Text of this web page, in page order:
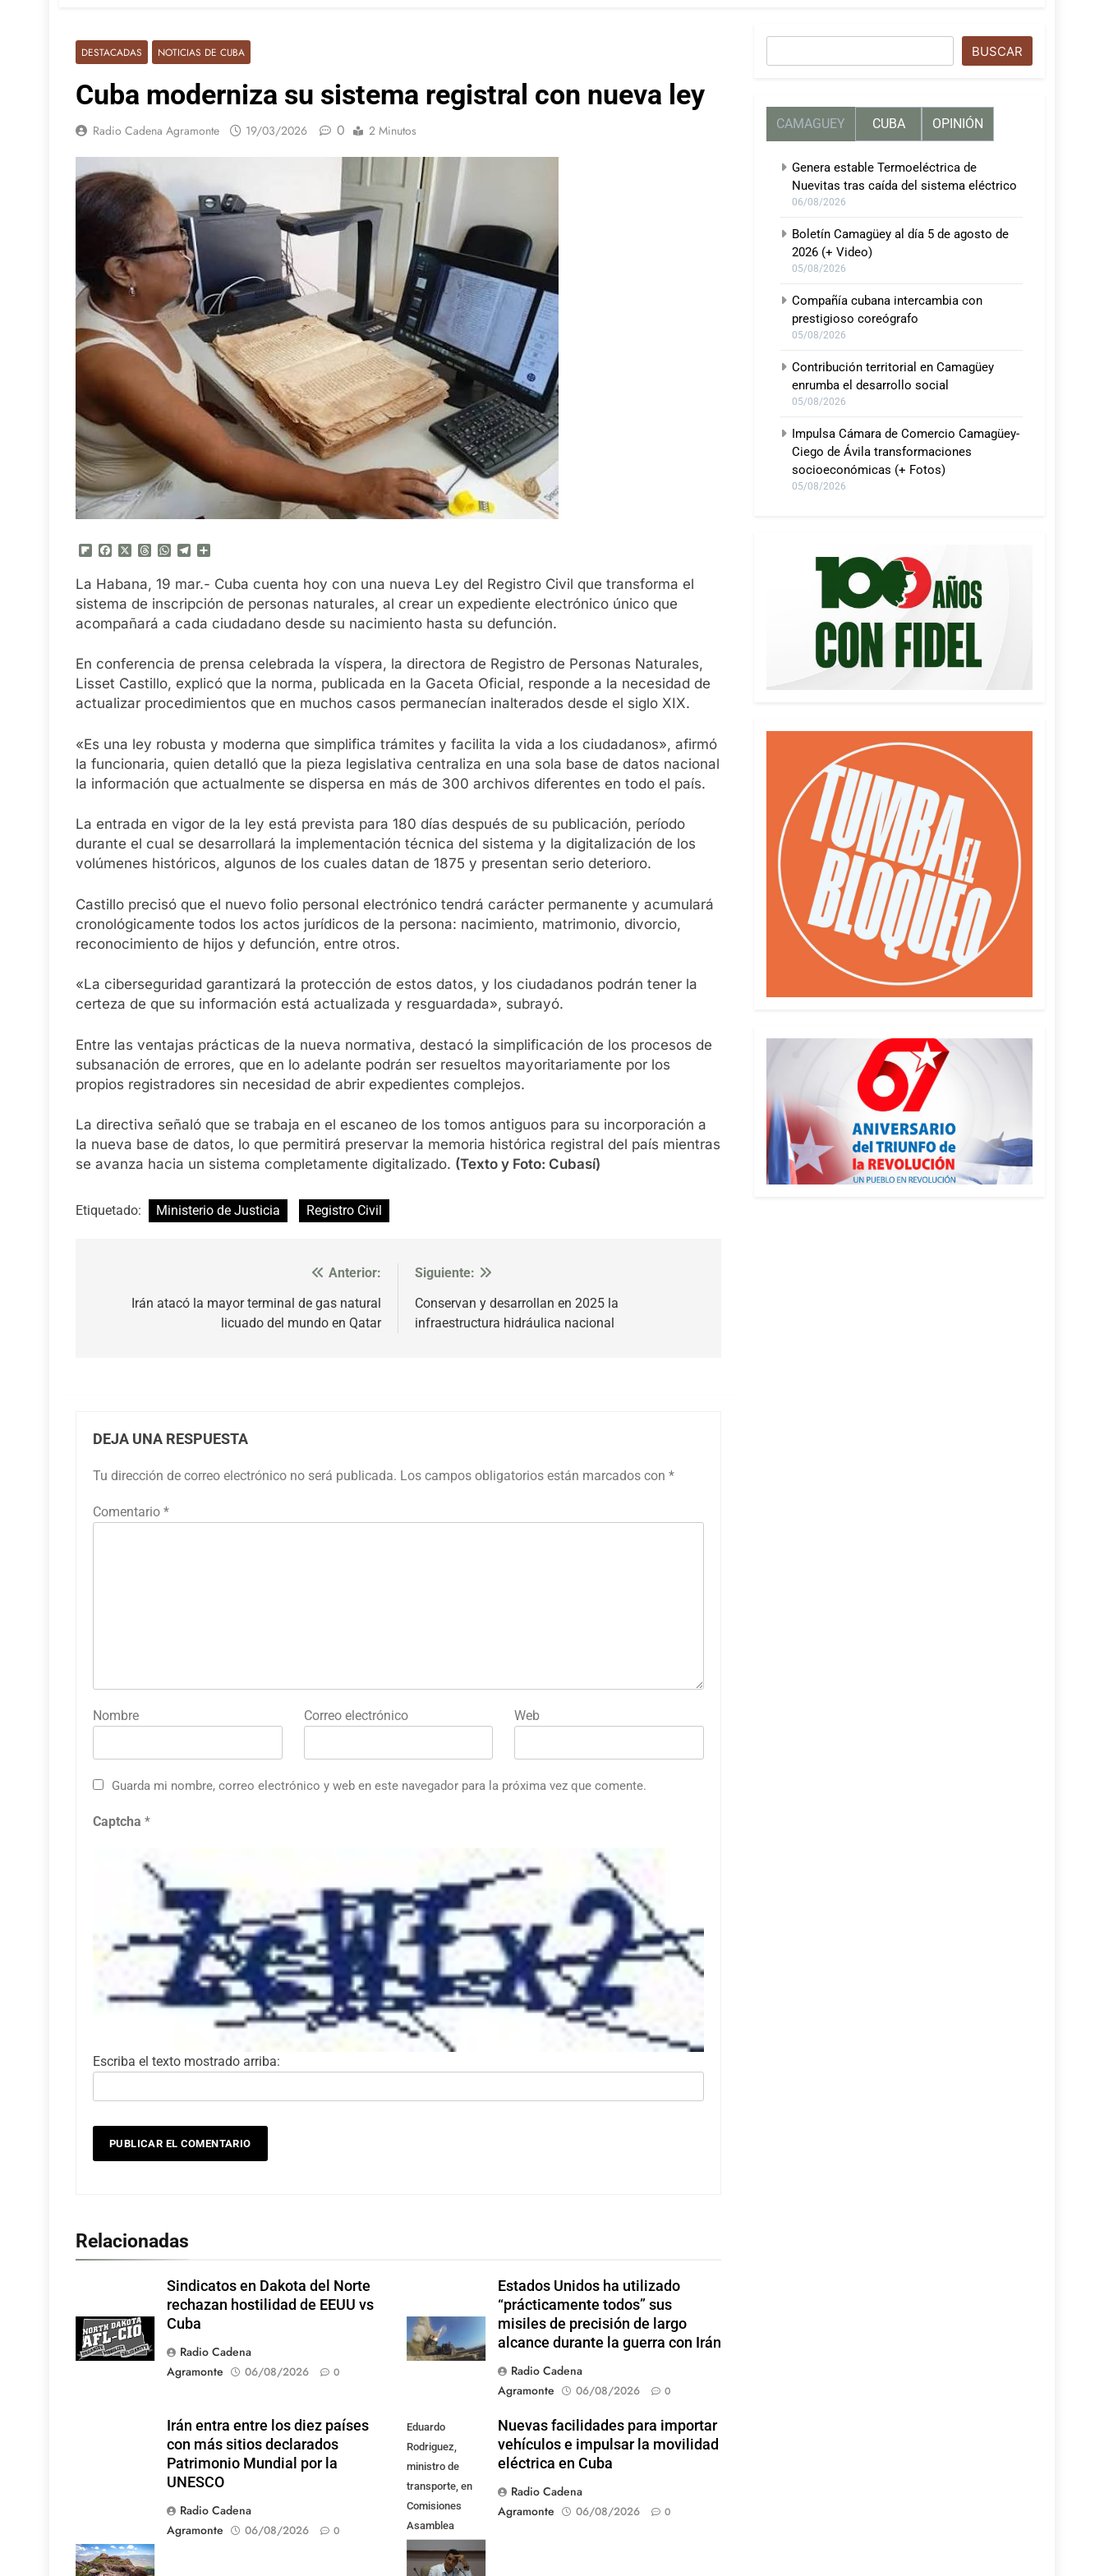
DESTACADAS NOTICIAS DE CUBA
Cuba moderniza su sistema registral con nueva ley
Radio Cadena Agramonte 19/03/2026 0 2 Minutos
Flipboard
FacebookThreadsWhatsApp
Telegram
La Habana, 19 mar.- Cuba cuenta hoy con una nueva Ley del Registro Civil que transforma el
sistema de inscripción de personas naturales, al crear un expediente electrónico único que
acompañará a cada ciudadano desde su nacimiento hasta su defunción.
En conferencia de prensa celebrada la víspera, la directora de Registro de Personas Naturales,
Lisset Castillo, explicó que la norma, publicada en la Gaceta Oficial, responde a la necesidad de
actualizar procedimientos que en muchos casos permanecían inalterados desde el siglo XIX.
«Es una ley robusta y moderna que simplifica trámites y facilita la vida a los ciudadanos», afirmó
la funcionaria, quien detalló que la pieza legislativa centraliza en una sola base de datos nacional
la información que actualmente se dispersa en más de 300 archivos diferentes en todo el país.
La entrada en vigor de la ley está prevista para 180 días después de su publicación, período
durante el cual se desarrollará la implementación técnica del sistema y la digitalización de los
volúmenes históricos, algunos de los cuales datan de 1875 y presentan serio deterioro.
Castillo precisó que el nuevo folio personal electrónico tendrá carácter permanente y acumulará
cronológicamente todos los actos jurídicos de la persona: nacimiento, matrimonio, divorcio,
reconocimiento de hijos y defunción, entre otros.
«La ciberseguridad garantizará la protección de estos datos, y los ciudadanos podrán tener la
certeza de que su información está actualizada y resguardada», subrayó.
Entre las ventajas prácticas de la nueva normativa, destacó la simplificación de los procesos de
subsanación de errores, que en lo adelante podrán ser resueltos mayoritariamente por los
propios registradores sin necesidad de abrir expedientes complejos.
La directiva señaló que se trabaja en el escaneo de los tomos antiguos para su incorporación a
la nueva base de datos, lo que permitirá preservar la memoria histórica registral del país mientras
se avanza hacia un sistema completamente digitalizado. (Texto y Foto: Cubasí)
Etiquetado: Ministerio de Justicia Registro Civil
Anterior:
Irán atacó la mayor terminal de gas natural
licuado del mundo en Qatar
Siguiente:
Conservan y desarrollan en 2025 la
infraestructura hidráulica nacional
DEJA UNA RESPUESTA
Tu dirección de correo electrónico no será publicada. Los campos obligatorios están marcados con *
Comentario *
Nombre Correo electrónico Web
Guarda mi nombre, correo electrónico y web en este navegador para la próxima vez que comente.
Captcha *
Escriba el texto mostrado arriba:
Relacionadas
Sindicatos en Dakota del Norte
rechazan hostilidad de EEUU vs
Cuba
Radio Cadena
Agramonte
06/08/2026 0
Estados Unidos ha utilizado
“prácticamente todos” sus
misiles de precisión de largo
alcance durante la guerra con Irán
Radio Cadena
Agramonte
06/08/2026 0
Irán entra entre los diez países
con más sitios declarados
Patrimonio Mundial por la
UNESCO
Radio Cadena
Agramonte
06/08/2026 0
Eduardo
Rodriguez,
ministro de
transporte, en
Comisiones
Asamblea
Atención a los
Nuevas facilidades para importar
vehículos e impulsar la movilidad
eléctrica en Cuba
Radio Cadena
Agramonte
06/08/2026 0
BUSCAR
CAMAGUEY CUBA OPINIÓN
Genera estable Termoeléctrica de
Nuevitas tras caída del sistema eléctrico
06/08/2026
Boletín Camagüey al día 5 de agosto de
2026 (+ Video)
05/08/2026
Compañía cubana intercambia con
prestigioso coreógrafo
05/08/2026
Contribución territorial en Camagüey
enrumba el desarrollo social
05/08/2026
Impulsa Cámara de Comercio Camagüey-
Ciego de Ávila transformaciones
socioeconómicas (+ Fotos)
05/08/2026